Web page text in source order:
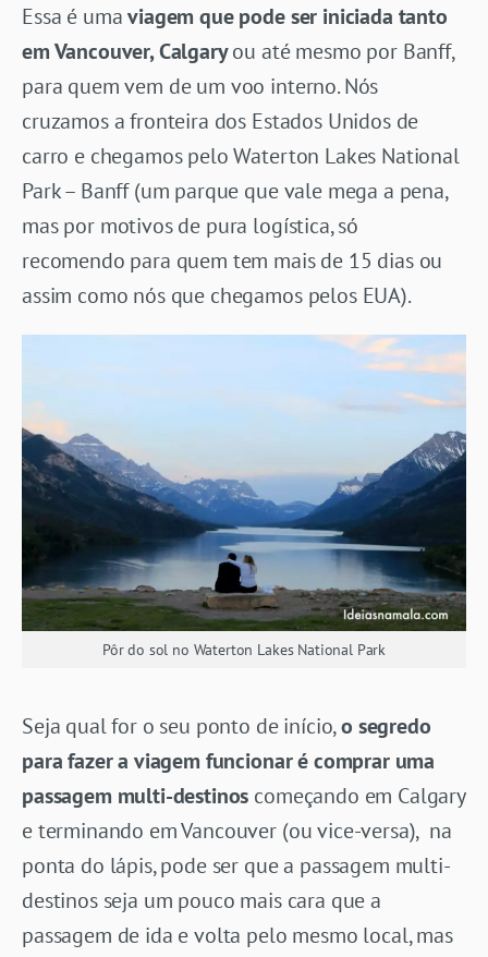
Essa é umaviagem que pode ser iniciada tanto
em Vancouver, Calgaryou até mesmo por Banff,
para quem vem de um voo interno. Nós
cruzamos a fronteira dos Estados Unidos de
carro e chegamos pelo Waterton Lakes National
Park – Banff (um parque que vale mega a pena,
mas por motivos de pura logística, só
recomendo para quem tem mais de 15 dias ou
assim como nós que chegamos pelos EUA).
Pôr do sol no Waterton Lakes National Park
Seja qual for o seu ponto de início,o segredo
para fazer a viagem funcionar é comprar uma
passagem multi-destinos começando em Calgary
e terminando em Vancouver (ou vice-versa), na
ponta do lápis, pode ser que a passagem multi-
destinos seja um pouco mais cara que a
passagem de ida e volta pelo mesmo local, mas